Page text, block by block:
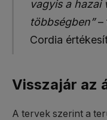
vagyis a
többségben”–
Cordia
Visszajár az
A tervek szerint a